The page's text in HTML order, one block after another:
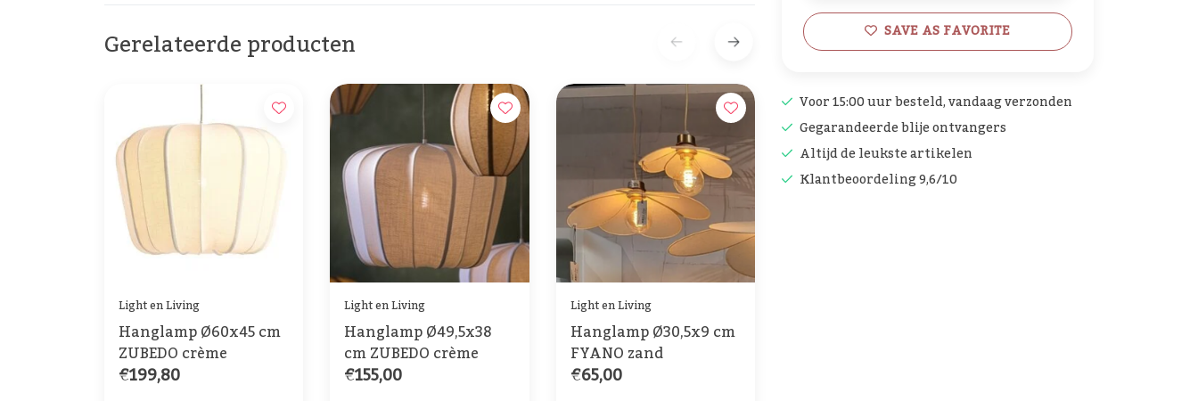
SAVE AS FAVORITE
Voor 15:00 uur besteld, vandaag verzonden
Gegarandeerde blije ontvangers
Altijd de leukste artikelen
Klantbeoordeling 9,6/10
Gerelateerde producten
Light en Living
Hanglamp Ø60x45 cm
ZUBEDO crème
€199,80
Light en Living
Hanglamp Ø49,5x38
cm ZUBEDO crème
€155,00
Light en Living
Hanglamp Ø30,5x9 cm
FYANO zand
€65,00